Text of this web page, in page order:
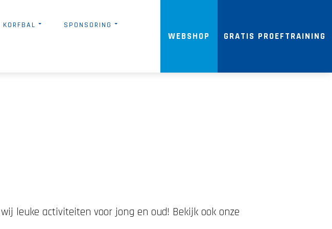
KORFBAL SPONSORING
WEBSHOP GRATIS PROEFTRAINING
leuke activiteiten voor jong en oud! Bekijk ook onze